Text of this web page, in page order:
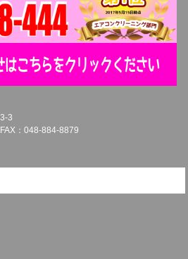
3
：048-884-8879